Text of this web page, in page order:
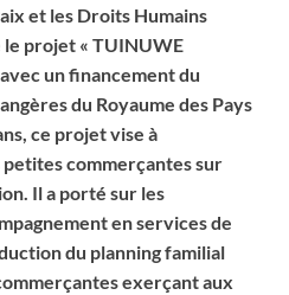
et les Droits Humains
le projet « TUINUWE
un financement du
du Royaume des Pays
ce projet vise à
commerçantes sur
Il a porté sur les
en services de
du planning familial
exerçant aux